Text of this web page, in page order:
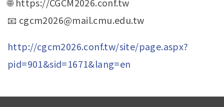
🌐 https://CGCM2026.conf.tw
📧 cgcm2026@mail.cmu.edu.tw
http://cgcm2026.conf.tw/site/page.aspx?
pid=901&sid=1671&lang=en